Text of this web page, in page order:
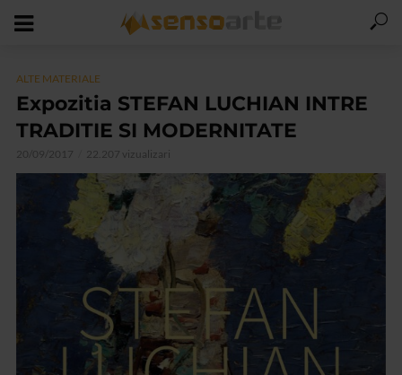
ALTE MATERIALE
Expozitia STEFAN LUCHIAN INTRE
TRADITIE SI MODERNITATE
20/09/2017 22.207 vizualizari